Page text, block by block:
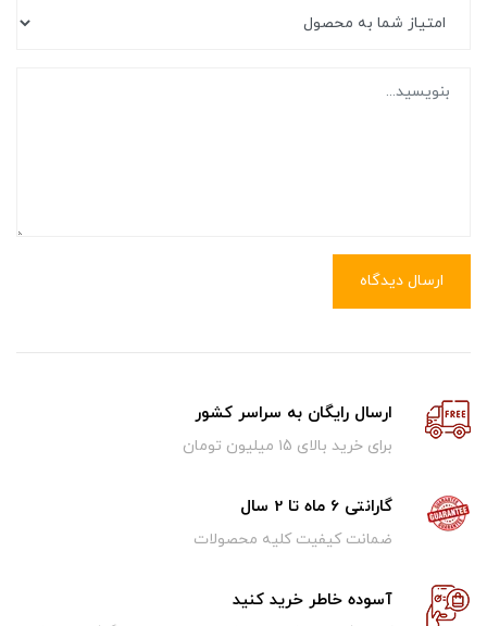
ارسال دیدگاه
ارسال رایگان به سراسر کشور
برای خرید بالای ۱5 میلیون تومان
گارانتی 6 ماه تا 2 سال
ضمانت کیفیت کلیه محصولات
آسوده خاطر خرید کنید